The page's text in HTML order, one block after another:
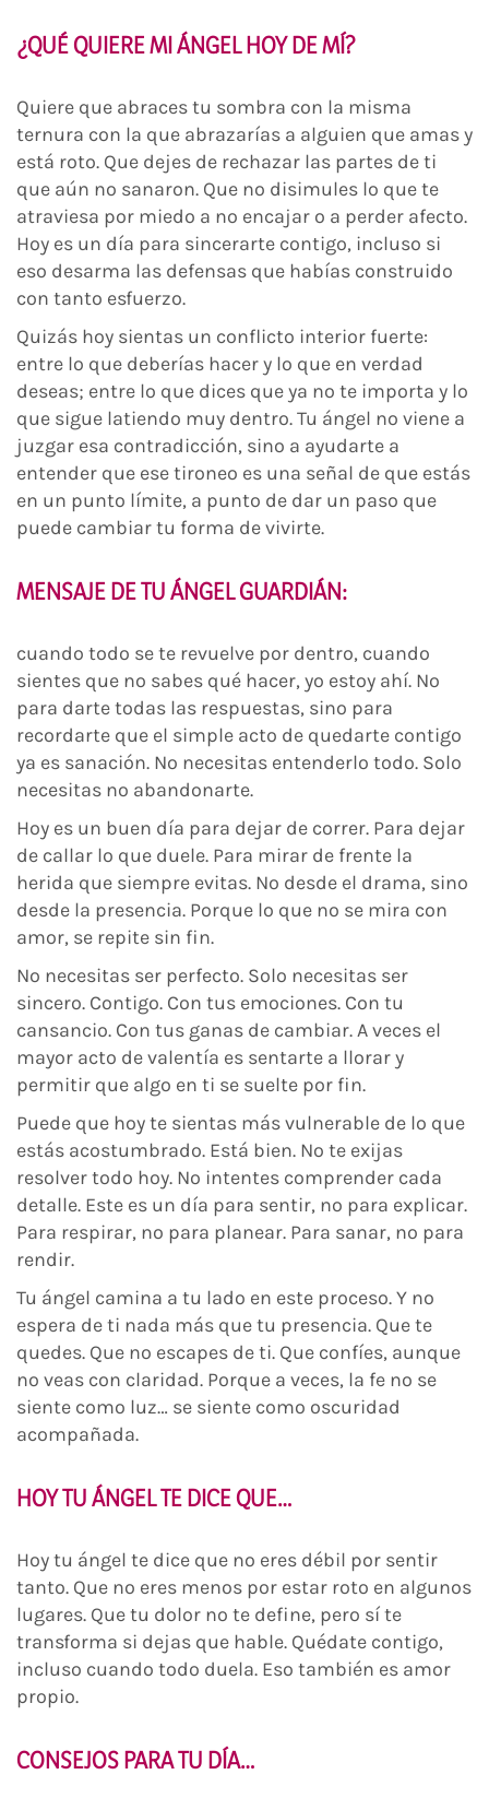
¿QUÉ QUIERE MI ÁNGEL HOY DE MÍ?
Quiere que abraces tu sombra con la misma
ternura con la que abrazarías a alguien que amas y
está roto. Que dejes de rechazar las partes de ti
que aún no sanaron. Que no disimules lo que te
atraviesa por miedo a no encajar o a perder afecto.
Hoy es un día para sincerarte contigo, incluso si
eso desarma las defensas que habías construido
con tanto esfuerzo.
Quizás hoy sientas un conflicto interior fuerte:
entre lo que deberías hacer y lo que en verdad
deseas; entre lo que dices que ya no te importa y lo
que sigue latiendo muy dentro. Tu ángel no viene a
juzgar esa contradicción, sino a ayudarte a
entender que ese tironeo es una señal de que estás
en un punto límite, a punto de dar un paso que
puede cambiar tu forma de vivirte.
MENSAJE DE TU ÁNGEL GUARDIÁN:
cuando todo se te revuelve por dentro, cuando
sientes que no sabes qué hacer, yo estoy ahí. No
para darte todas las respuestas, sino para
recordarte que el simple acto de quedarte contigo
ya es sanación. No necesitas entenderlo todo. Solo
necesitas no abandonarte.
Hoy es un buen día para dejar de correr. Para dejar
de callar lo que duele. Para mirar de frente la
herida que siempre evitas. No desde el drama, sino
desde la presencia. Porque lo que no se mira con
amor, se repite sin fin.
No necesitas ser perfecto. Solo necesitas ser
sincero. Contigo. Con tus emociones. Con tu
cansancio. Con tus ganas de cambiar. A veces el
mayor acto de valentía es sentarte a llorar y
permitir que algo en ti se suelte por fin.
Puede que hoy te sientas más vulnerable de lo que
estás acostumbrado. Está bien. No te exijas
resolver todo hoy. No intentes comprender cada
detalle. Este es un día para sentir, no para explicar.
Para respirar, no para planear. Para sanar, no para
rendir.
Tu ángel camina a tu lado en este proceso. Y no
espera de ti nada más que tu presencia. Que te
quedes. Que no escapes de ti. Que confíes, aunque
no veas con claridad. Porque a veces, la fe no se
siente como luz… se siente como oscuridad
acompañada.
HOY TU ÁNGEL TE DICE QUE…
Hoy tu ángel te dice que no eres débil por sentir
tanto. Que no eres menos por estar roto en algunos
lugares. Que tu dolor no te define, pero sí te
transforma si dejas que hable. Quédate contigo,
incluso cuando todo duela. Eso también es amor
propio.
CONSEJOS PARA TU DÍA…